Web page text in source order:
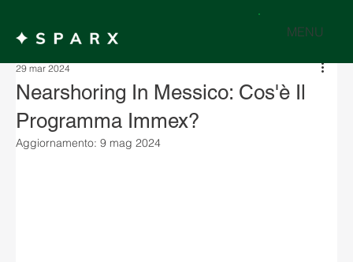
MENU
Nearshoring In Messico: Cos'è Il
Programma Immex?
29 mar 2024
Aggiornamento: 9 mag 2024